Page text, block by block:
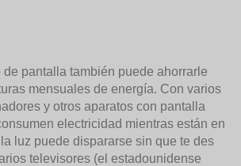
de pantalla también puede ahorrarle
mensuales de energía. Con varios
y otros aparatos con pantalla
electricidad mientras están en
luz puede dispararse sin que te des
televisores (el estadounidense